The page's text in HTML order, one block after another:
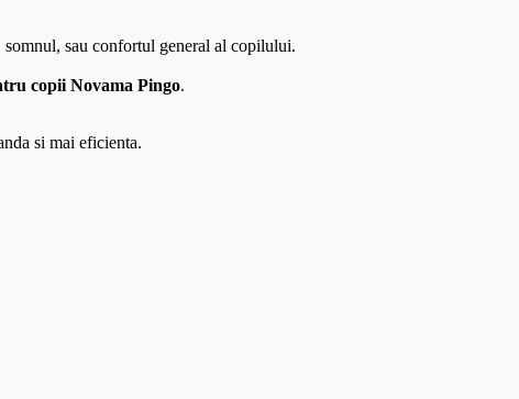
sau confortul general al copilului.
copii Novama Pingo.
si mai eficienta.